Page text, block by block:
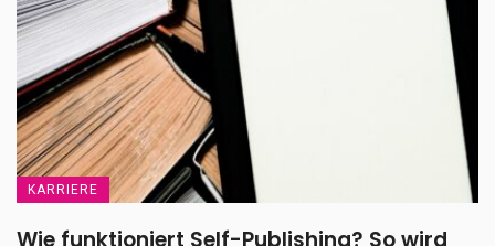
KARRIERE
Wie funktioniert Self-Publishing? So wird